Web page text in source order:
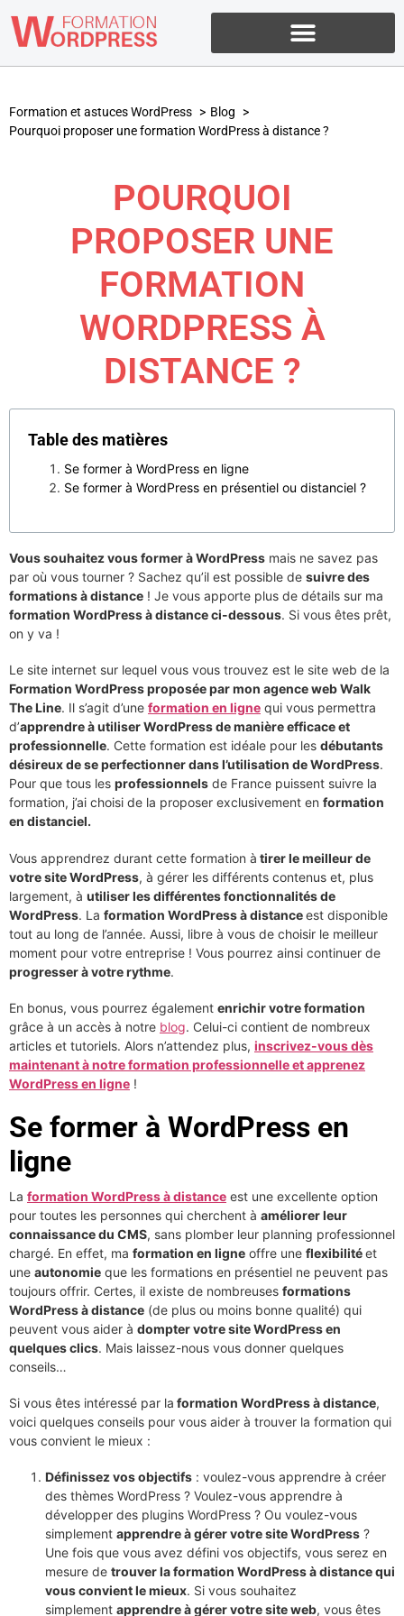
Formation et astuces WordPress
Blog
Pourquoi proposer une formation WordPress à distance ?
POURQUOI
PROPOSER UNE
FORMATION
WORDPRESS À
DISTANCE ?
Table des matières
Se former à WordPress en ligne
Se former à WordPress en présentiel ou distanciel ?
Vous souhaitez vous former à WordPress mais ne savez pas
par où vous tourner ? Sachez qu’il est possible de suivre des
formations à distance ! Je vous apporte plus de détails sur ma
formation WordPress à distance ci-dessous. Si vous êtes prêt,
on y va !
Le site internet sur lequel vous vous trouvez est le site web de la
Formation WordPress proposée par mon agence web Walk
The Line. Il s’agit d’une formation en ligne qui vous permettra
d’apprendre à utiliser WordPress de manière efficace et
professionnelle. Cette formation est idéale pour les débutants
désireux de se perfectionner dans l’utilisation de WordPress.
Pour que tous les professionnels de France puissent suivre la
formation, j’ai choisi de la proposer exclusivement en formation
en distanciel.
Vous apprendrez durant cette formation à tirer le meilleur de
votre site WordPress, à gérer les différents contenus et, plus
largement, à utiliser les différentes fonctionnalités de
WordPress. La formation WordPress à distanceest disponible
tout au long de l’année. Aussi, libre à vous de choisir le meilleur
moment pour votre entreprise ! Vous pourrez ainsi continuer de
progresser à votre rythme.
En bonus, vous pourrez également enrichir votre formation
grâce à un accès à notre blog. Celui-ci contient de nombreux
articles et tutoriels. Alors n’attendez plus, inscrivez-vous dès
maintenant à notre formation professionnelle et apprenez
WordPress en ligne !
Se former à WordPress en
ligne
La formation WordPress à distance est une excellente option
pour toutes les personnes qui cherchent à améliorer leur
connaissance du CMS, sans plomber leur planning professionnel
chargé. En effet, ma formation en ligne offre une flexibilitéet
une autonomie que les formations en présentiel ne peuvent pas
toujours offrir. Certes, il existe de nombreuses formations
WordPress à distance (de plus ou moins bonne qualité) qui
peuvent vous aider à dompter votre site WordPress en
quelques clics. Mais laissez-nous vous donner quelques
conseils…
Si vous êtes intéressé par la formation WordPress à distance,
voici quelques conseils pour vous aider à trouver la formation qui
vous convient le mieux :
Définissez vos objectifs : voulez-vous apprendre à créer
des thèmes WordPress ? Voulez-vous apprendre à
développer des plugins WordPress ? Ou voulez-vous
simplement apprendre à gérer votre site WordPress ?
Une fois que vous avez défini vos objectifs, vous serez en
mesure de trouver la formation WordPress à distance qui
vous convient le mieux. Si vous souhaitez
simplement apprendre à gérer votre site web, vous êtes